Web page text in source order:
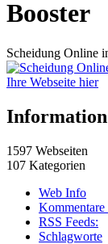
Booster
Scheidung Online
Ihre Webseite hier
Information
1597 Webseiten
107 Kategorien
Web Info
Kommentare
RSS Feeds:
Schlagworte